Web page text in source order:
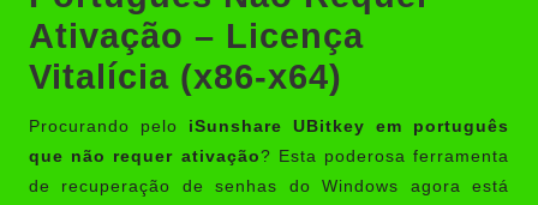
Ativação – Licença
Vitalícia (x86-x64)
Procurando pelo iSunshare UBitkey em português
que não requer ativação? Esta poderosa ferramenta
de recuperação de senhas do Windows agora está